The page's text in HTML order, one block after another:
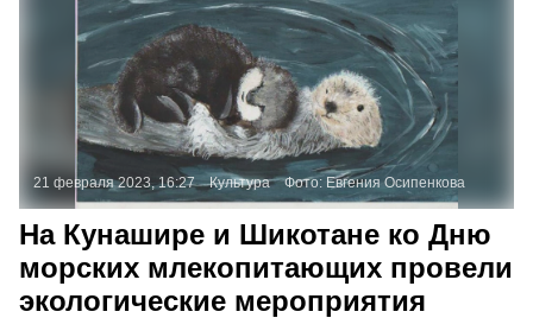
21 февраля 2023, 16:27 Культура Фото: Евгения Осипенкова
На Кунашире и Шикотане ко Дню
морских млекопитающих провели
экологические мероприятия